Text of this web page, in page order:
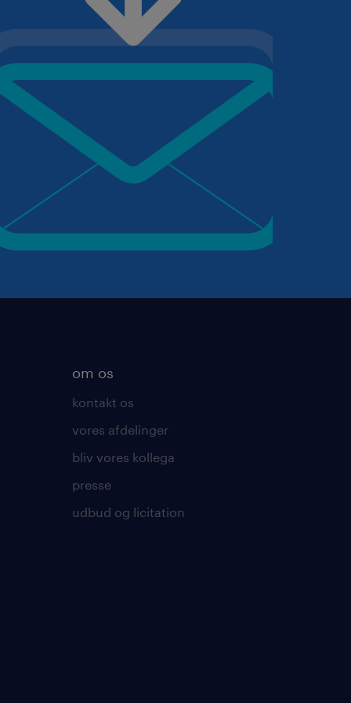
om os
kontakt os
vores afdelinger
bliv vores kollega
presse
udbud og licitation